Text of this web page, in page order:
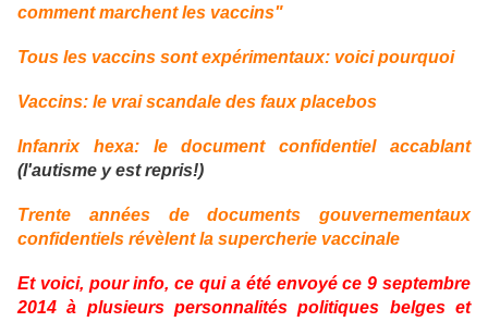
comment marchent les vaccins"
Tous les vaccins sont expérimentaux: voici pourquoi
Vaccins: le vrai scandale des faux placebos
Infanrix hexa: le document confidentiel accablant
(l'autisme y est repris!)
Trente années de documents gouvernementaux
confidentiels révèlent la supercherie vaccinale
Et voici, pour info, ce qui a été envoyé ce 9 septembre
2014 à plusieurs personnalités politiques belges et